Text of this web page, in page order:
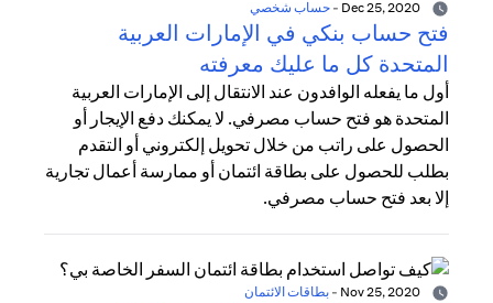
- حساب شخصي
فتح حساب بنكي في الإمارات العربية
المتحدة كل ما عليك معرفته
أول ما يفعله الوافدون عند الانتقال إلى الإمارات العربية
المتحدة هو فتح حساب مصرفي. لا يمكنك دفع الإيجار أو
الحصول على راتب من خلال تحويل إلكتروني أو التقدم
بطلب للحصول على بطاقة ائتمان أو ممارسة أعمال تجارية
إلا بعد فتح حساب مصرفي.
- بطاقات الائتمان